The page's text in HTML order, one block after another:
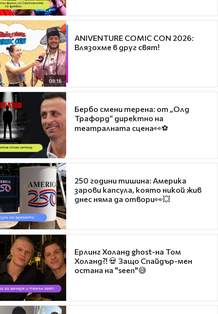
08:16
ANIVENTURE COMIC CON 2026:
Влязохме в друг свят!
Бербо смени терена: от „Олд
Трафорд“ директно на
театралната сцена👀⚽
250 години тишина: Америка
зарови капсула, която никой жив
днес няма да отвори👀💥
Ерлинг Холанд ghost-на Том
Холанд?! 💀 Защо Спайдър-мен
остана на "seen"😅